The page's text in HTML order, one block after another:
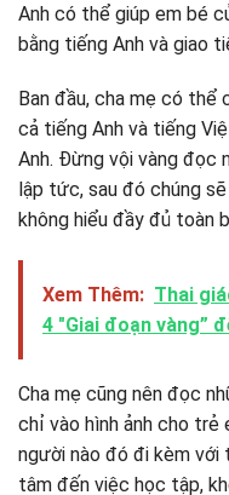
Anh có thể giúp em bé
bằng tiếng Anh và giao
Ban đầu, cha mẹ có
cả tiếng Anh và tiếng
Anh. Đừng vội vàng đọc
lập tức, sau đó chúng
không hiểu đầy đủ toàn
Xem Thêm: Thai
4 "Giai đoạn vàng”
Cha mẹ cũng nên đọc
chỉ vào hình ảnh cho
người nào đó đi kèm
tâm đến việc học tập,